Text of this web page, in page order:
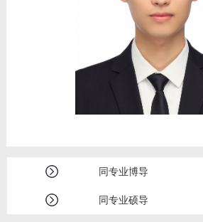
同专业博导
同专业硕导